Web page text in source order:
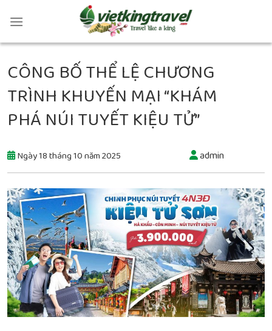
CÔNG BỐ THỂ LỆ CHƯƠNG
TRÌNH KHUYẾN MẠI “KHÁM
PHÁ NÚI TUYẾT KIỆU TỬ”
Ngày 18 tháng 10 năm 2025 admin